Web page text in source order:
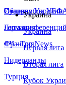
Сборная Украины
Италия
Германия
Франция
Нидерланды
Турция
Суперкубок
Лига конференций
ЛЧ - Top News
Украина
Украина
Первая лига
Вторая лига
Кубок